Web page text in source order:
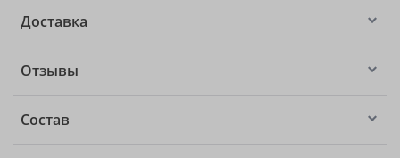
Доставка
Отзывы
Состав